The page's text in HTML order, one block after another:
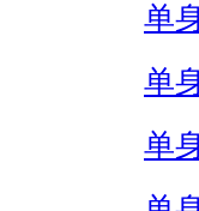
单
单
单